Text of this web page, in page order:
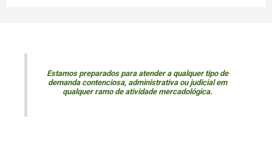
Estamos preparados para atender a qualquer tipo de
demanda contenciosa, administrativa ou judicial em
qualquer ramo de atividade mercadológica.